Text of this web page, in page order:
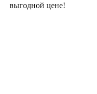
выгодной цене!